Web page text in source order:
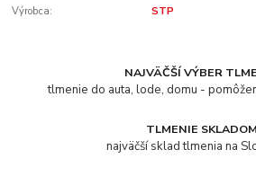
Výrobca: STP
NAJVÄČŠÍ VÝBER
tlmenie do auta, lode, domu -
TLMENIE SKLADOM
najväčší sklad tlmenia na